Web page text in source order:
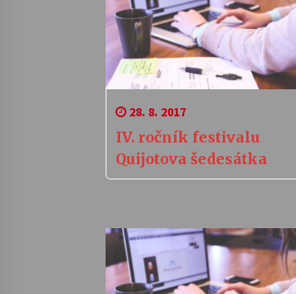
28. 8. 2017
IV. ročník festivalu
Quijotova šedesátka